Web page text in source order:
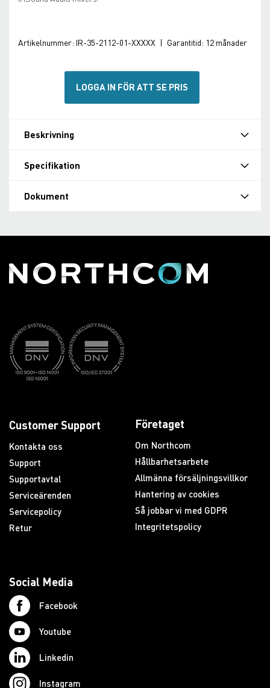
Artikelnummer: IR-35-2112-01-XXXXX | Garantitid: 12 månader
LOGGA IN FÖR ATT SE PRIS
Beskrivning
Specifikation
Dokument
Customer Support
Kontakta oss
Support
Supportavtal
Serviceärenden
Servicepolicy
Retur
Företaget
Om Northcom
Hållbarhetsarbete
Allmänna försäljningsvillkor
Hantering av cookies
Så jobbar vi med GDPR
Integritetspolicy
Social Media
Facebook
Youtube
Linkedin
Instagram